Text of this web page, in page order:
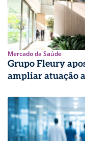
Mercado da Saúde
Grupo Fleury
ampliar atuação